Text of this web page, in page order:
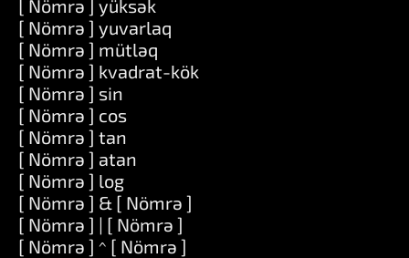
[ Nömrə ] yüksək
[ Nömrə ] yuvarlaq
[ Nömrə ] mütləq
[ Nömrə ] kvadrat-kök
[ Nömrə ] sin
[ Nömrə ] cos
[ Nömrə ] tan
[ Nömrə ] atan
[ Nömrə ] log
[ Nömrə ] & [ Nömrə ]
[ Nömrə ] | [ Nömrə ]
[ Nömrə ] ^ [ Nömrə ]